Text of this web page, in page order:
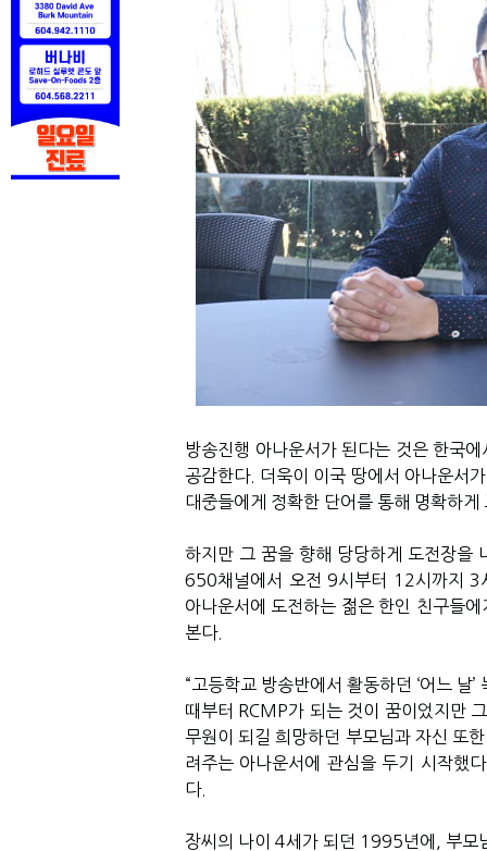
방송진행 아나운서가 된다는 것은 한국
공감한다. 더욱이 이국 땅에서 아나운서
대중들에게 정확한 단어를 통해 명확하
하지만 그 꿈을 향해 당당하게 도전장
650채널에서 오전 9시부터 12시까지 3
아나운서에 도전하는 젊은 한인 친구들
본다.
“고등학교 방송반에서 활동하던 ‘어느 날
때부터 RCMP가 되는 것이 꿈이었지만
무원이 되길 희망하던 부모님과 자신 또
려주는 아나운서에 관심을 두기 시작했
다.
장씨의 나이 4세가 되던 1995년에, 부모